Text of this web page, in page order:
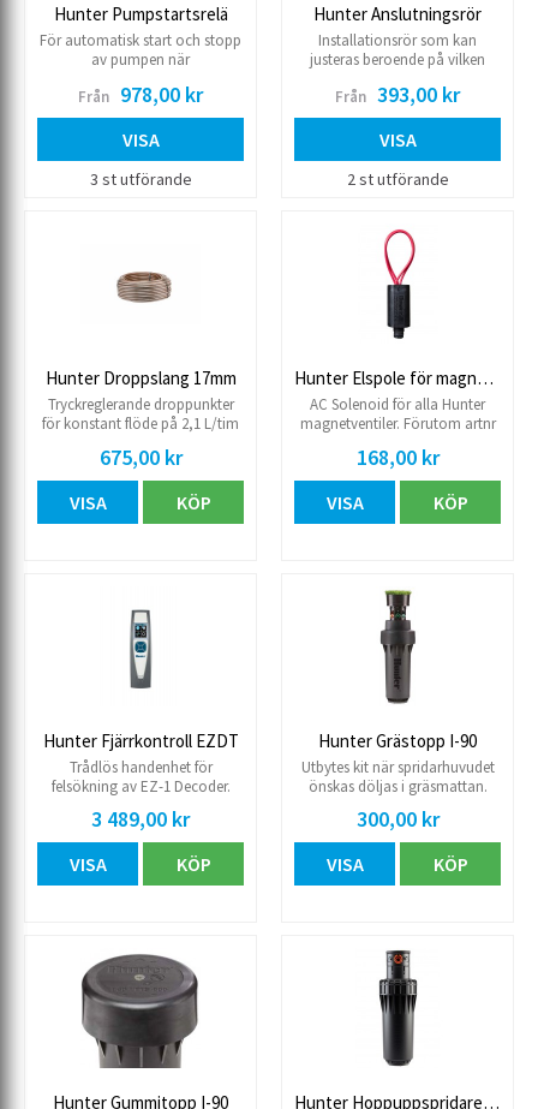
SmartPort® connection.
Hunter Pumpstartsrelä
För automatisk start och stopp
av pumpen när
Monteras minimum 4,5 m från
automatikskåpet.
Från 978,00 kr
VISA
3 st utförande
Hunter Anslutningsrör
Installationsrör som kan
justeras beroende på vilken
på eller vilken höjd spridaren
ska sitta på.
Från 393,00 kr
VISA
2 st utförande
Hunter Droppslang 17mm
Tryckreglerande droppunkter
för konstant flöde på 2,1 L/tim
Arbetstryck 1.0-4.2 kg.
675,00 kr
VISA KÖP
Hunter Elspole för magnetventil AC
AC Solenoid för alla Hunter
magnetventiler. Förutom artnr
168,00 kr
VISA KÖP
Hunter Fjärrkontroll EZDT
Trådlös handenhet för
felsökning av EZ-1 Decoder.
på plats utan att behöva
avinstallera avkodaren
3 489,00 kr
VISA KÖP
Hunter Grästopp I-90
Utbytes kit när spridarhuvudet
önskas döljas i gräsmattan.
med jord och gräsfrö. Passar
endast strålspridare I-90.
300,00 kr
VISA KÖP
Hunter Gummitopp I-90 Hunter Hoppuppspridare I-90